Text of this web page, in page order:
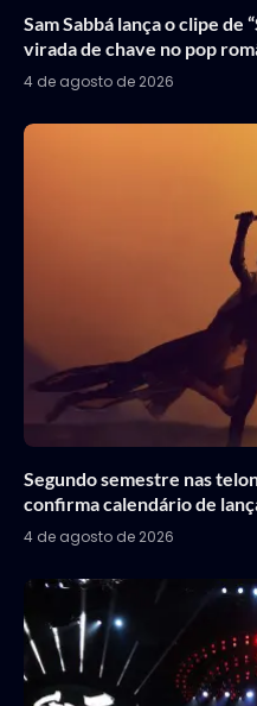
Sam Sabbá lança o clipe de
virada de chave no pop
4 de agosto de 2026
Segundo semestre nas
confirma calendário de
4 de agosto de 2026